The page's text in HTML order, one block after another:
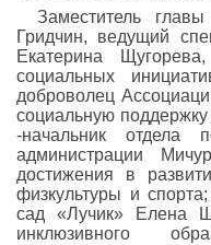
Заместитель
Гридчин, ведущий
Екатерина
социальных
доброволец
социальную
-начальник отдела
администрации
достижения в
физкультуры и
сад «Лучик» Елена
инклюзивного